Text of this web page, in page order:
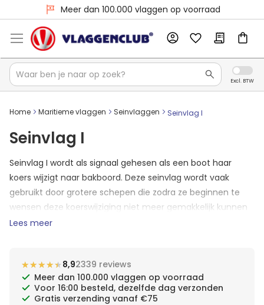
Meer dan 100.000 vlaggen op voorraad
Home Maritieme vlaggen Seinvlaggen Seinvlag I
Seinvlag I
Seinvlag I wordt als signaal gehesen als een boot haar
koers wijzigt naar bakboord. Deze seinvlag wordt vaak
gebruikt door grotere schepen die zodra ze beginnen te
wensen deze koerswijziging niet meer gemakkelijk kunnen
wijzigen. Let dus goed op. De vlag is te herkennen aan een
Lees meer
★★★★★
★★★★★8,92339 reviews
Meer dan 100.000 vlaggen op voorraad
Voor 16:00 besteld, dezelfde dag verzonden
Gratis verzending vanaf €75